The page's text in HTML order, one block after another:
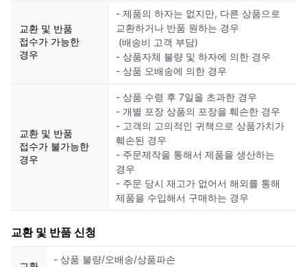
교환 및 반품
접수가 가능한
경우
- 제품의 하자는 없지만, 다른 상품으로
교환하거나 반품 원하는 경우
(배송비 고객 부담)
- 상품자체 불량 및 하자에 의한 경우
- 상품 오배송에 의한 경우
교환 및 반품
접수가 불가능한
경우
- 상품 수령 후 7일을 초과한 경우
- 개별 포장 상품의 포장을 훼손한 경우
- 고객의 고의적인 귀책으로 상품가치가
훼손된 경우
- 주문제작을 통해서 제품을 생산하는
경우
- 주문 당시 재고가 없어서 해외를 통해
제품을 수입해서 구매하는 경우
교환 및 반품 신청
- 상품 불량/오배송/상품파손